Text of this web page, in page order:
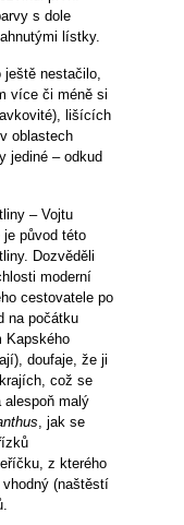
s dole
lístky.
ještě nestačilo,
více či méně si
lišících
oblastech
jediné – odkud
– Vojtu
původ této
Dozvěděli
moderní
cestovatele po
na počátku
Kapského
doufaje, že ji
což se
alespoň malý
, jak se
z kterého
(naštěstí